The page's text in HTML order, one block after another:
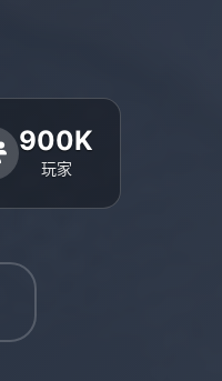
900K
玩家